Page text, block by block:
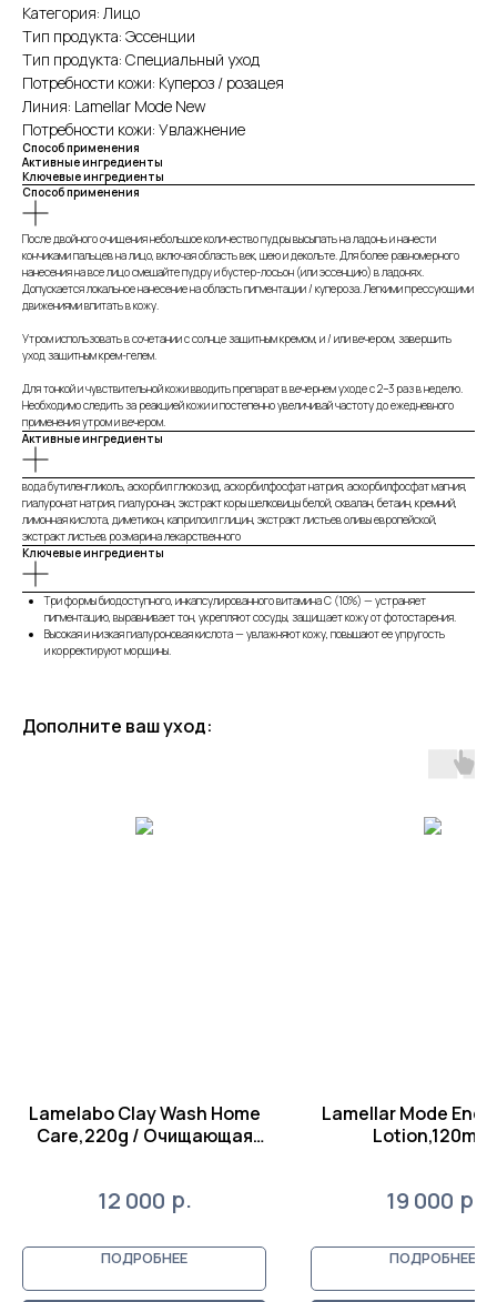
Категория: Лицо
Тип продукта: Эссенции
Тип продукта: Специальный уход
Потребности кожи: Купероз / розацея
Линия: Lamellar Mode New
Потребности кожи: Увлажнение
Способ применения
Активные ингредиенты
Ключевые ингредиенты
Способ применения
После двойного очищения небольшое количество пудры высыпать на ладонь и нанести
кончиками пальцев на лицо, включая область век, шею и декольте. Для более равномерного
нанесения на все лицо смешайте пудру и бустер-лосьон (или эссенцию) в ладонях.
Допускается локальное нанесение на область пигментации / купероза. Легкими прессующими
движениями впитать в кожу.
Утром использовать в сочетании с солнце защитным кремом, и / или вечером, завершить
уход защитным крем-гелем.
Для тонкой и чувствительной кожи вводить препарат в вечернем уходе с 2−3 раз в неделю.
Необходимо следить за реакцией кожи и постепенно увеличивай частоту до ежедневного
применения утром и вечером.
Активные ингредиенты
вода бутиленгликоль, аскорбил глюкозид, аскорбилфосфат натрия, аскорбилфосфат магния,
гиалуронат натрия, гиалуронан, экстракт коры шелковицы белой, сквалан, бетаин, кремний,
лимонная кислота, диметикон, каприлоил глицин, экстракт листьев оливы европейской,
экстракт листьев розмарина лекарственного
Ключевые ингредиенты
Три формы биодоступного, инкапсулированного витамина С (10%) — устраняет
пигментацию, выравнивает тон, укрепляют сосуды, защищает кожу от фотостарения.
Высокая и низкая гиалуроновая кислота — увлажняют кожу, повышают ее упругость
и корректируют морщины.
Дополните ваш уход:
Lamelabo Clay Wash Home
Care,220g / Очищающая
"Ламелабо"дом.уход, 220
12 000 р.
ПОДРОБНЕЕ
Lamellar Mode
Lotion,120ml /
лосьон с19 000 р.
ПОДРОБНЕЕ